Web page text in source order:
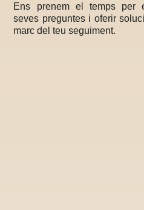
Ens prenem el temps per
seves preguntes i oferir
marc del teu seguiment.